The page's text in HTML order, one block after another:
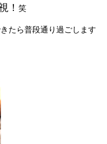
！ 笑
たら普段通り過ごします